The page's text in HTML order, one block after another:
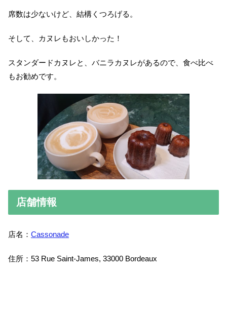
席数は少ないけど、結構くつろげる。
そして、カヌレもおいしかった！
スタンダードカヌレと、バニラカヌレがあるので、食べ比べ
もお勧めです。
店舗情報
店名： Cassonade
住所：53 Rue Saint-James, 33000 Bordeaux